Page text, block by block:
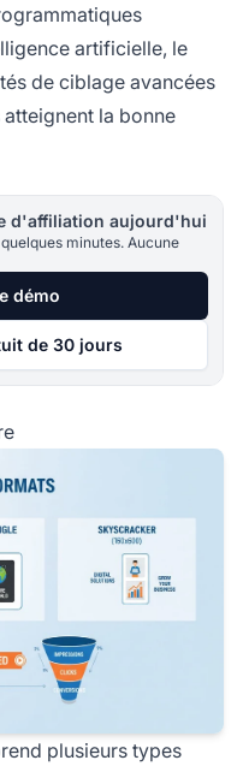
artificielle, le
de ciblage avancées
la bonne
d'affiliation aujourd'hui
minutes. Aucune
démo
de 30 jours
plusieurs types